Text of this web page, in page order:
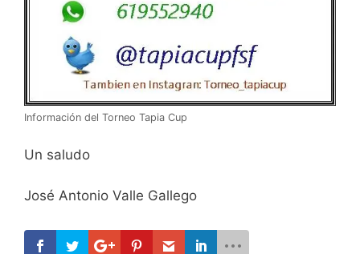
Información del Torneo Tapia Cup
Un saludo
José Antonio Valle Gallego